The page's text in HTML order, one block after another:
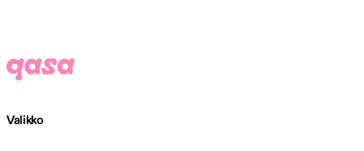
Valikko